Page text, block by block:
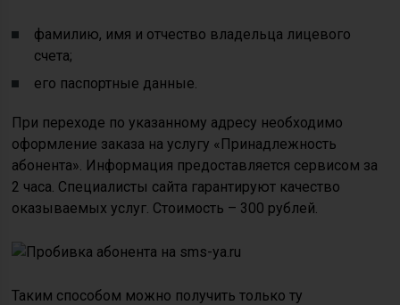
фамилию, имя и отчество владельца лицевого
счета;
его паспортные данные.
При переходе по указанному адресу необходимо
оформление заказа на услугу «Принадлежность
абонента». Информация предоставляется сервисом за
2 часа. Специалисты сайта гарантируют качество
оказываемых услуг. Стоимость – 300 рублей.
Таким способом можно получить только ту